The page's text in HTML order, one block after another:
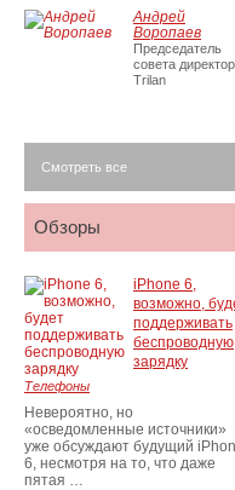
Андрей
Воропаев
Председатель
совета
Trilan
Смотреть все
Обзоры
iPhone 6,
возможно,
поддерживать
беспроводную
зарядку
Телефоны
Невероятно, но
«осведомленные источники»
уже обсуждают будущий
6, несмотря на то, что даже
пятая …